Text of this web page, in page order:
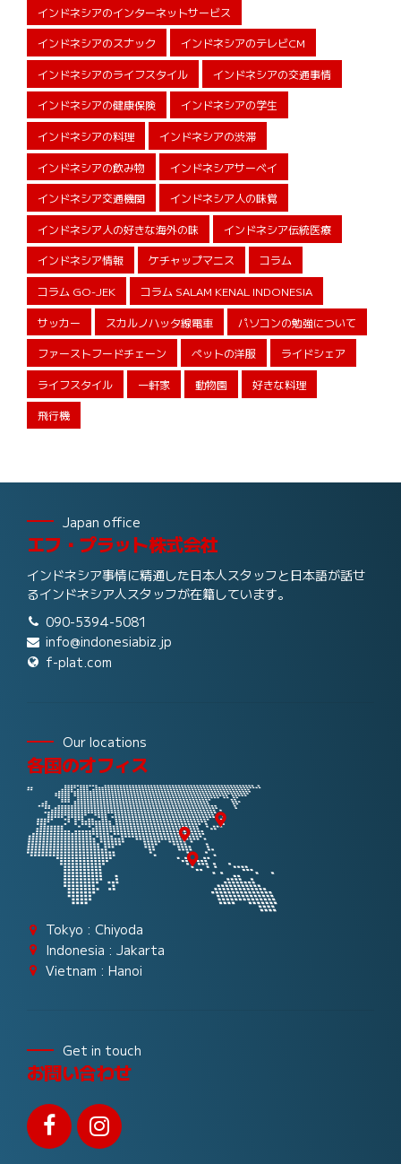
インドネシアのインターネットサービス
インドネシアのスナック インドネシアのテレビCM
インドネシアのライフスタイル インドネシアの交通事情
インドネシアの健康保険 インドネシアの学生
インドネシアの料理 インドネシアの渋滞
インドネシアの飲み物 インドネシアサーベイ
インドネシア交通機関 インドネシア人の味覚
インドネシア人の好きな海外の味 インドネシア伝統医療
インドネシア情報 ケチャップマニス コラム
コラム GO-JEK コラム SALAM KENAL INDONESIA
サッカー スカルノハッタ線電車 パソコンの勉強について
ファーストフードチェーン ペットの洋服 ライドシェア
ライフスタイル 一軒家 動物園 好きな料理
飛行機
Japan office
エフ・プラット株式会社
インドネシア事情に精通した日本人スタッフと日本語が話せ
るインドネシア人スタッフが在籍しています。
090-5394-5081
info@indonesiabiz.jp
f-plat.com
Our locations
各国のオフィス
Tokyo : Chiyoda
Indonesia : Jakarta
Vietnam : Hanoi
Get in touch
お問い合わせ